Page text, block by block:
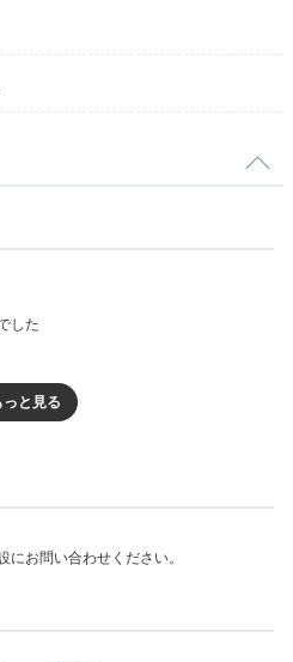
に満喫。茶室「匠室（マイ
ジのドリンクやお菓子を持
ンとおつまみをいただき、のんび